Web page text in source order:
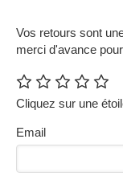
Vos retours sont
merci d'avance
Cliquez sur une
Email